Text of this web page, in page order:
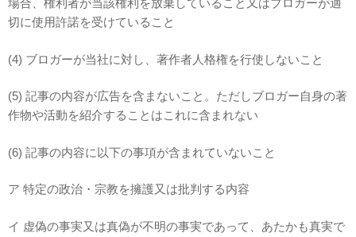
場合、権利者が当該権利を放棄していること又はブロガーが適
切に使用許諾を受けていること
(4) ブロガーが当社に対し、著作者人格権を行使しないこと
(5) 記事の内容が広告を含まないこと。 ただしブロガー自身の著
作物や活動を紹介することはこれに含まれない
(6) 記事の内容に以下の事項が含まれていないこと
ア 特定の政治・宗教を擁護又は批判する内容
イ 虚偽の事実又は真偽が不明の事実であって、あたかも真実で